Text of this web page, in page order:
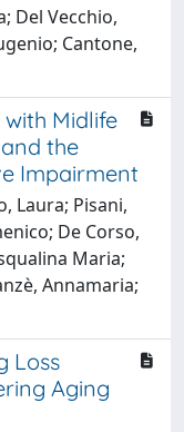
Del Vecchio,
Cantone,
Midlife
the
Impairment
Laura; Pisani,
De Corso,
Maria;
Annamaria;
Loss
Aging